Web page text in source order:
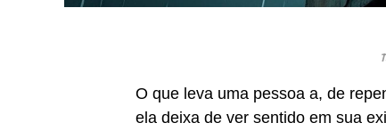
O que leva uma pessoa a, de
ela deixa de ver sentido em sua